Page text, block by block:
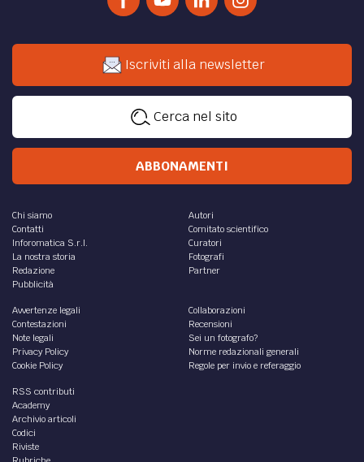
Iscriviti alla newsletter
Cerca nel sito
ABBONAMENTI
Chi siamo
Contatti
Inforomatica S.r.l.
La nostra storia
Redazione
Pubblicità
Autori
Comitato scientifico
Curatori
Fotografi
Partner
Avvertenze legali
Contestazioni
Note legali
Privacy Policy
Cookie Policy
Collaborazioni
Recensioni
Sei un fotografo?
Norme redazionali generali
Regole per invio e referaggio
RSS contributi
Academy
Archivio articoli
Codici
Riviste